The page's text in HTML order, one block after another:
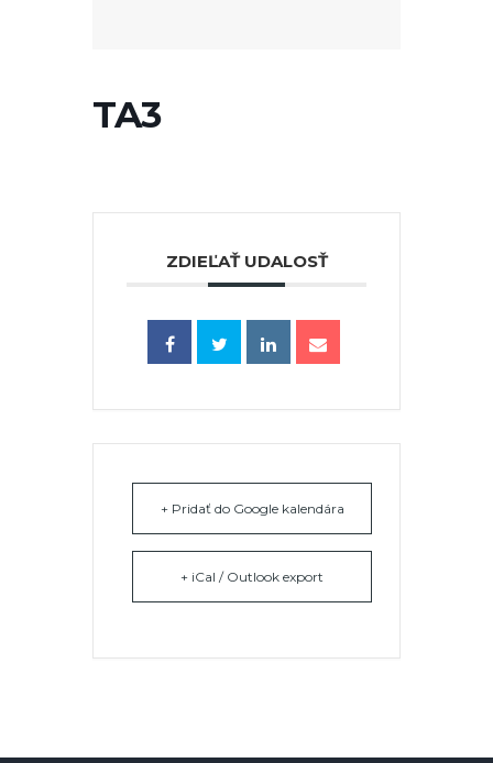
TA3
ZDIEĽAŤ UDALOSŤ
+ Pridať do Google kalendára
+ iCal / Outlook export